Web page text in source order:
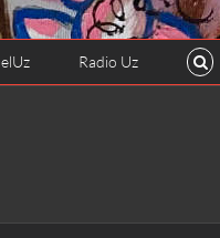
Radio Uz